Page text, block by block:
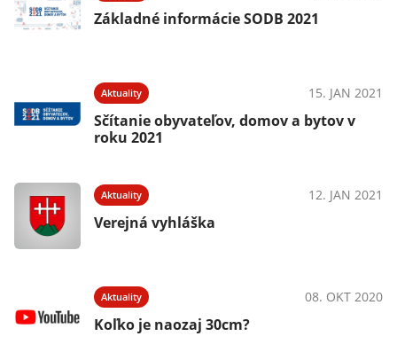
Základné informácie SODB 2021
Aktuality 15. JAN 2021
Sčítanie obyvateľov, domov a bytov v
roku 2021
Aktuality 12. JAN 2021
Verejná vyhláška
Aktuality 08. OKT 2020
Koľko je naozaj 30cm?